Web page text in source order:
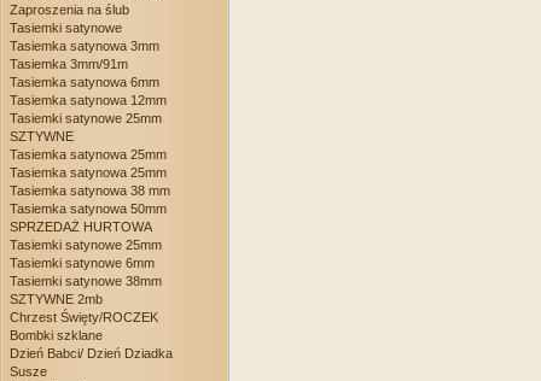
Zaproszenia na ślub
Tasiemki satynowe
Tasiemka satynowa 3mm
Tasiemka 3mm/91m
Tasiemka satynowa 6mm
Tasiemka satynowa 12mm
Tasiemki satynowe 25mm
SZTYWNE
Tasiemka satynowa 25mm
Tasiemka satynowa 25mm
Tasiemka satynowa 38 mm
Tasiemka satynowa 50mm
SPRZEDAŻ HURTOWA
Tasiemki satynowe 25mm
Tasiemki satynowe 6mm
Tasiemki satynowe 38mm
SZTYWNE 2mb
Chrzest Święty/ROCZEK
Bombki szklane
Dzień Babci/ Dzień Dziadka
Susze